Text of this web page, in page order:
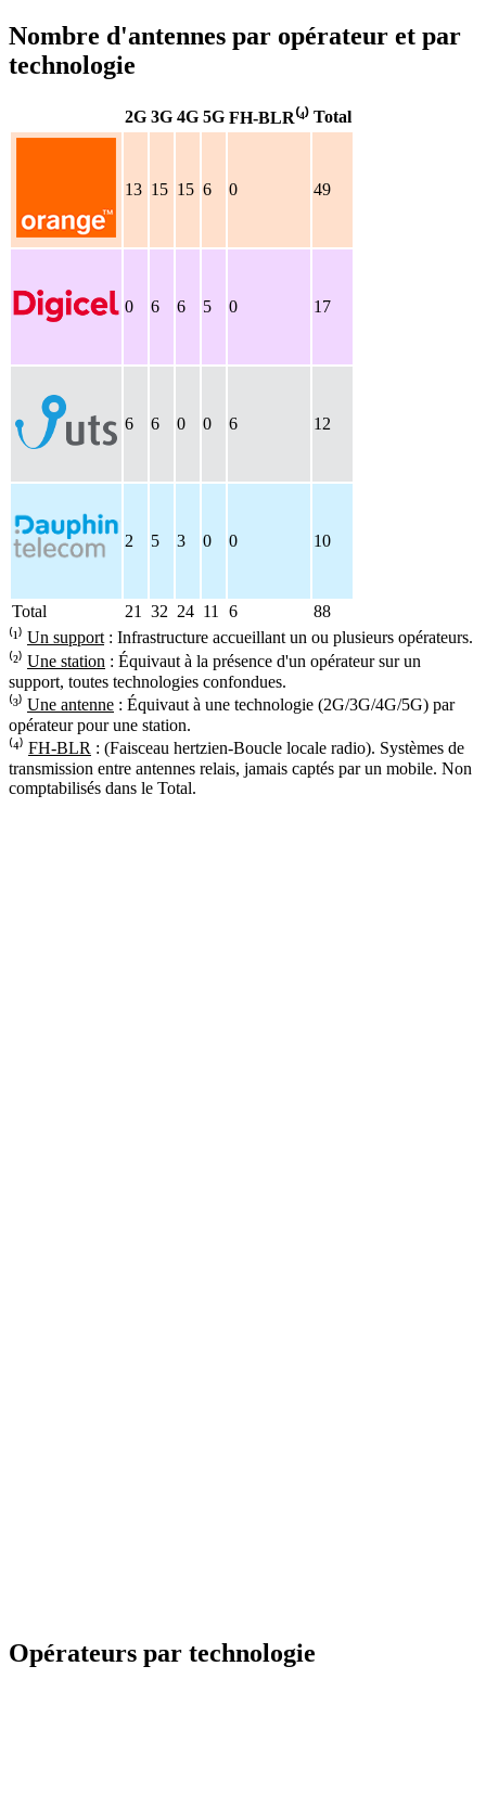
Nombre d'antennes par opérateur et par
technologie
2G 3G 4G 5G FH-BLR⁽⁴⁾ Total
13 15 15 6 0 49
0 6 6 5 0 17
6 6 0 0 6 12
2 5 3 0 0 10
Total 21 32 24 11 6
88
⁽¹⁾ Un support : Infrastructure accueillant un ou plusieurs opérateurs.
⁽²⁾ Une station : Équivaut à la présence d'un opérateur sur un
support, toutes technologies confondues.
⁽³⁾ Une antenne : Équivaut à une technologie (2G/3G/4G/5G) par
opérateur pour une station.
⁽⁴⁾ FH-BLR : (Faisceau hertzien-Boucle locale radio). Systèmes de
transmission entre antennes relais, jamais captés par un mobile. Non
comptabilisés dans le Total.
Opérateurs par technologie